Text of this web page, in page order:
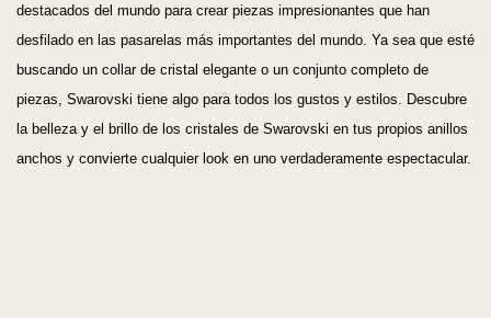
destacados del mundo para crear piezas impresionantes que han
desfilado en las pasarelas más importantes del mundo. Ya sea que esté
buscando un collar de cristal elegante o un conjunto completo de
piezas, Swarovski tiene algo para todos los gustos y estilos. Descubre
la belleza y el brillo de los cristales de Swarovski en tus propios anillos
anchos y convierte cualquier look en uno verdaderamente espectacular.